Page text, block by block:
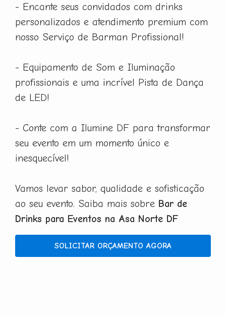
- Encante seus convidados com drinks
personalizados e atendimento premium com
nosso Serviço de Barman Profissional!
- Equipamento de Som e Iluminação
profissionais e uma incrível Pista de Dança
de LED!
- Conte com a Ilumine DF para transformar
seu evento em um momento único e
inesquecível!
Vamos levar sabor, qualidade e sofisticação
ao seu evento. Saiba mais sobre Bar de
Drinks para Eventos na Asa Norte DF
SOLICITAR ORÇAMENTO AGORA